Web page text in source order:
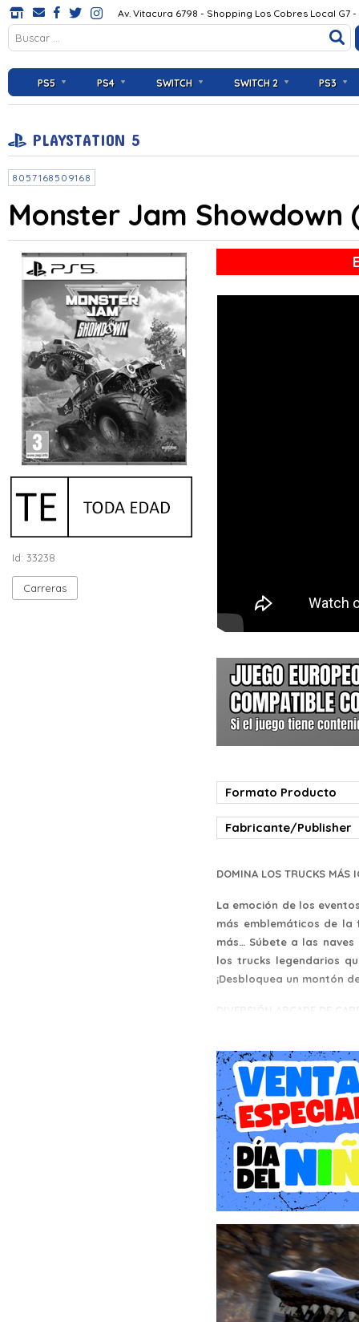
Av. Vitacura 6798 - Shopping Los Cobres Local G7
PS5 PS4 SWITCH SWITCH 2 PS3
PLAYSTATION 5
8057168509168
Monster Jam Showdown
Id: 33238
Carreras
Formato Producto
Fabricante/Publisher
DOMINA LOS TRUCKS MÁS
La emoción de los
más emblemáticos de la
más… Súbete a las
los trucks legendarios
¡Desbloquea un montón
DIVERSIÓN ARCADE DE
trucos asombrosos.
choca, vuelca y sacude
Monster Jam™ o un
emoción inmediata que
IMPROVISA CON ESTILO
Mantén en equilibrio tu
toca el cielo
desafiar la gravedad
encabeza los
DEMUESTRA QUIÉN
¡Comienza tu trayectoria
modos de juego, tanto